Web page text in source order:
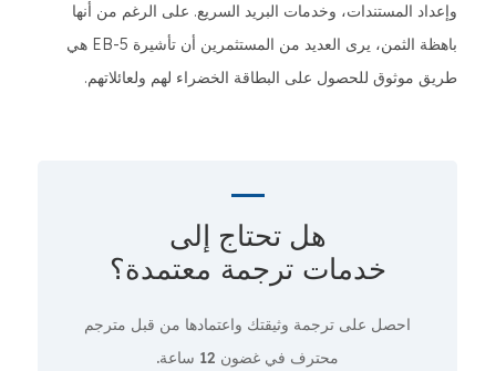
وإعداد المستندات، وخدمات البريد السريع. على الرغم من أنها
باهظة الثمن، يرى العديد من المستثمرين أن تأشيرة EB-5 هي
طريق موثوق للحصول على البطاقة الخضراء لهم ولعائلاتهم.
هل تحتاج إلى
خدمات ترجمة معتمدة؟
احصل على ترجمة وثيقتك واعتمادها من قبل مترجم
محترف في غضون 12 ساعة.